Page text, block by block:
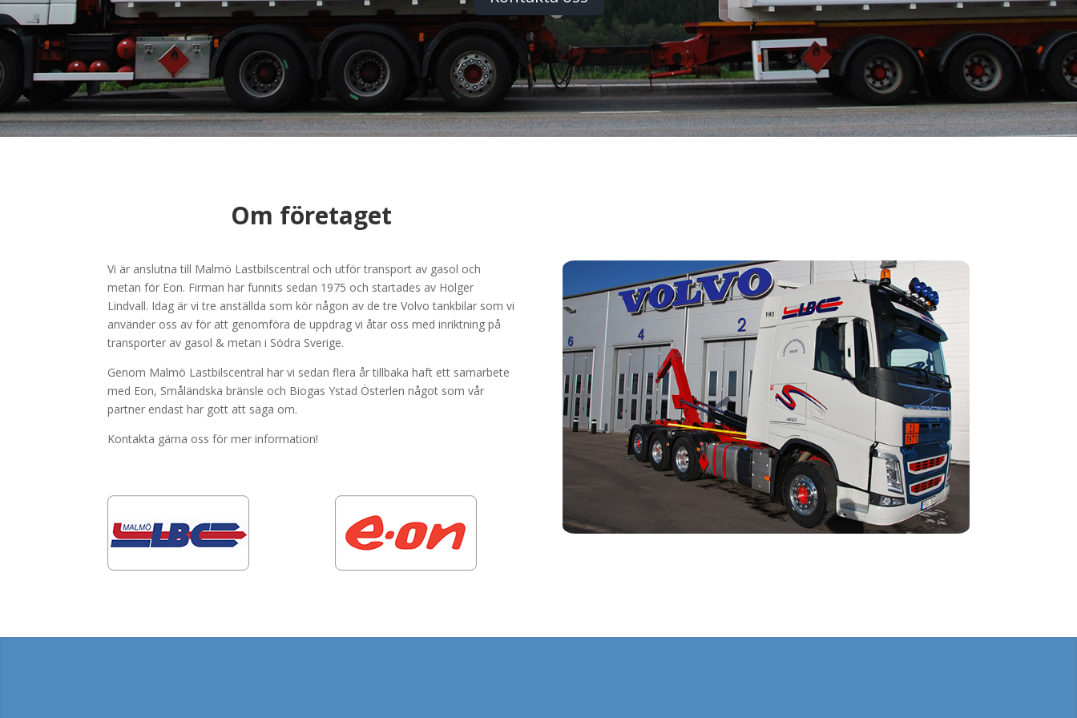
Om företaget
Vi är anslutna till Malmö Lastbilscentral och utför transport av gasol och
metan för Eon. Firman har funnits sedan 1975 och startades av Holger
Lindvall. Idag är vi tre anställda som kör någon av de tre Volvo tankbilar som vi
använder oss av för att genomföra de uppdrag vi åtar oss med inriktning på
transporter av gasol & metan i Södra Sverige.
Genom Malmö Lastbilscentral har vi sedan flera år tillbaka haft ett samarbete
med Eon, Småländska bränsle och Biogas Ystad Österlen något som vår
partner endast har gott att säga om.
Kontakta gärna oss för mer information!